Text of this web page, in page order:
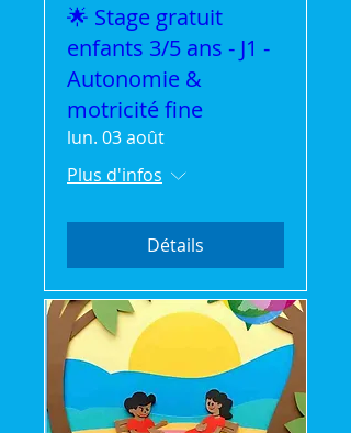
🌟 Stage gratuit
enfants 3/5 ans - J1 -
Autonomie &
motricité fine
lun. 03 août
Plus d'infos
Détails